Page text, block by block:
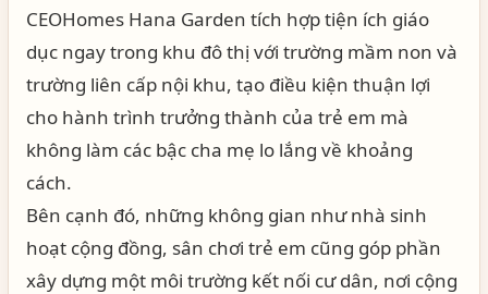
CEOHomes Hana Garden tích hợp tiện ích giáo
dục ngay trong khu đô thị với trường mầm non và
trường liên cấp nội khu, tạo điều kiện thuận lợi
cho hành trình trưởng thành của trẻ em mà
không làm các bậc cha mẹ lo lắng về khoảng
cách.
Bên cạnh đó, những không gian như nhà sinh
hoạt cộng đồng, sân chơi trẻ em cũng góp phần
xây dựng một môi trường kết nối cư dân, nơi cộng